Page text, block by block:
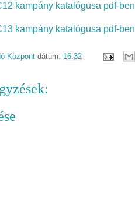
kampány katalógusa pdf-ben
kampány katalógusa pdf-ben
Központ dátum: 16:32